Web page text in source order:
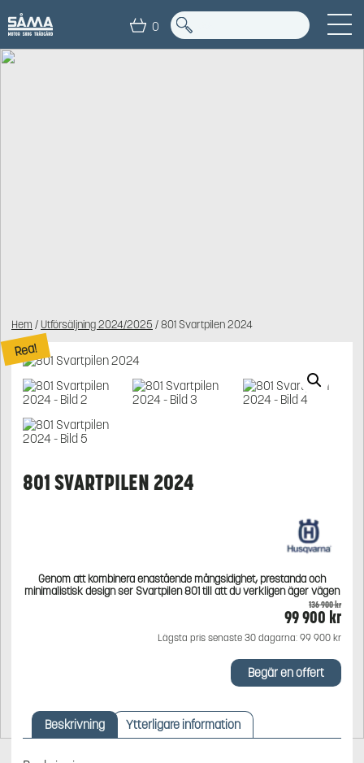
0
Hem / Utförsäljning 2024/2025 / 801 Svartpilen 2024
Rea!
801 SVARTPILEN 2024
Genom att kombinera enastående mångsidighet, prestanda och
minimalistisk design ser Svartpilen 801 till att du verkligen äger vägen
136 900kr
Det
ursprungliga
priset
var:
136
900 kr.
99 900 krDet
99
900
Lägsta pris senaste 30 dagarna: 99 900 kr
Begär en offert
Beskrivning Ytterligare information